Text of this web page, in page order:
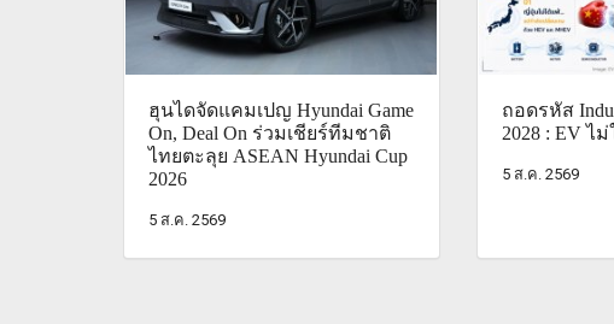
ฮุนไดจัดแคมเปญ Hyundai Game
On, Deal On ร่วมเชียร์ทีมชาติ
ไทยตะลุย ASEAN Hyundai Cup
2026
5 ส.ค. 2569
ถอดรหัส
2028 : EV ไ
5 ส.ค. 2569